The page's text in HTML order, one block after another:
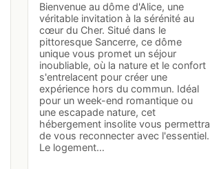
Bienvenue au dôme d'Alice, une
véritable invitation à la sérénité au
cœur du Cher. Situé dans le
pittoresque Sancerre, ce dôme
unique vous promet un séjour
inoubliable, où la nature et le confort
s'entrelacent pour créer une
expérience hors du commun. Idéal
pour un week-end romantique ou
une escapade nature, cet
hébergement insolite vous permettra
de vous reconnecter avec l'essentiel.
Le logement…